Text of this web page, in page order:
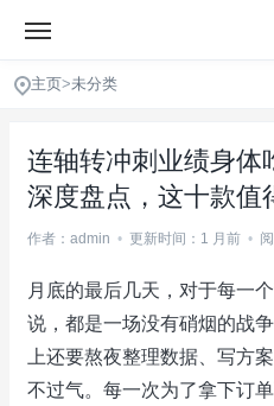
主页>未分类
连轴转冲刺业绩身体
深度盘点，这十款值
作者：admin • 更新时间：1 月前 •
月底的最后几天，对于每一
说，都是一场没有硝烟的战
上还要熬夜整理数据、写方
不过气。每一次为了拿下订